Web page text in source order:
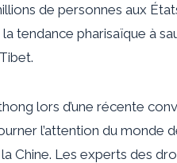
de personnes aux
tendance pharisaïque à
lors d’une récente
l’attention du monde
Chine. Les experts des